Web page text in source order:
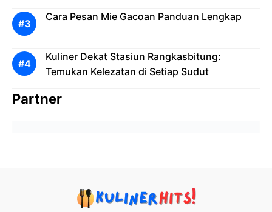
Cara Pesan Mie Gacoan Panduan Lengkap
Kuliner Dekat Stasiun Rangkasbitung:
Temukan Kelezatan di Setiap Sudut
Partner